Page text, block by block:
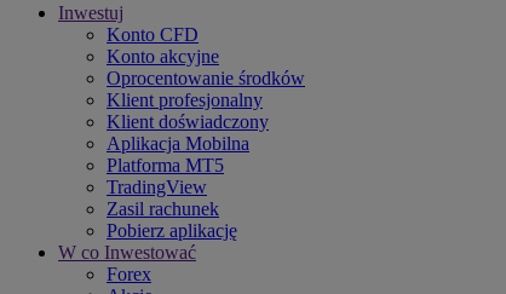
Inwestuj
Konto CFD
Konto akcyjne
Oprocentowanie środków
Klient profesjonalny
Klient doświadczony
Aplikacja Mobilna
Platforma MT5
TradingView
Zasil rachunek
Pobierz aplikację
W co Inwestować
Forex